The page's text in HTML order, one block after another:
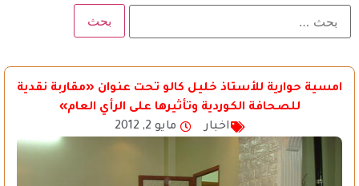
امسية حوارية للأستاذ خليل كالو تحت عنوان «مقاربة نقدية
للصحافة الكوردية وتأثيرها على الرأي العام»
اخبار
مايو 2, 2012